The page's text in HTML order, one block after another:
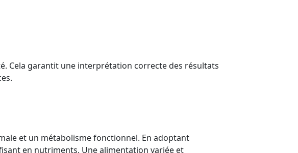
Cela garantit une interprétation correcte des résultats
et un métabolisme fonctionnel. En adoptant
en nutriments. Une alimentation variée et